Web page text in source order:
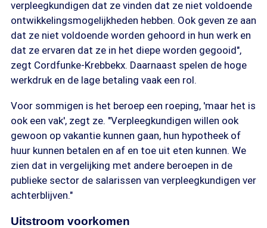
verpleegkundigen dat ze vinden dat ze niet voldoende
ontwikkelingsmogelijkheden hebben. Ook geven ze aan
dat ze niet voldoende worden gehoord in hun werk en
dat ze ervaren dat ze in het diepe worden gegooid",
zegt Cordfunke-Krebbekx. Daarnaast spelen de hoge
werkdruk en de lage betaling vaak een rol.
Voor sommigen is het beroep een roeping, 'maar het is
ook een vak', zegt ze. "Verpleegkundigen willen ook
gewoon op vakantie kunnen gaan, hun hypotheek of
huur kunnen betalen en af en toe uit eten kunnen. We
zien dat in vergelijking met andere beroepen in de
publieke sector de salarissen van verpleegkundigen ver
achterblijven."
Uitstroom voorkomen